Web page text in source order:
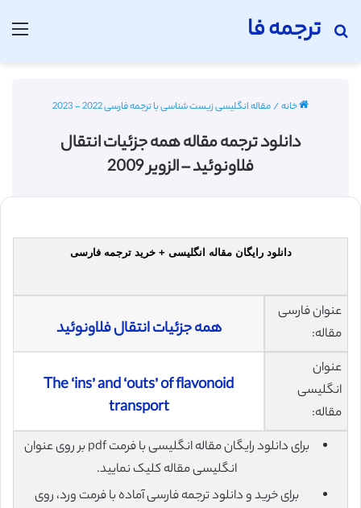
ترجمه فا
جستجو برای
خانه/مقاله انگلیسی زیست شناسی با ترجمه فارسی 2022 - 2023
دانلود ترجمه مقاله همه جزئیات انتقال
فلاونوئید – الزویر 2009
دانلود رایگان مقاله انگلیسی + خرید ترجمه فارسی
عنوان فارسی
مقاله:
همه جزئیات انتقال فلاونوئید
عنوان
انگلیسی
مقاله:
The ‘ins’ and ‘outs’ of flavonoid
transport
برای دانلود رایگان مقاله انگلیسی با فرمت pdf بر روی عنوان
انگلیسی مقاله کلیک نمایید.
برای خرید و دانلود ترجمه فارسی آماده با فرمت ورد، روی